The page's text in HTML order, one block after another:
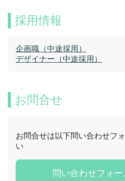
採用情報
企画職（中途採用）
デザイナー（中途採用）
お問合せ
お問合せは以下問い合わせフ
い
問い合わせフォ